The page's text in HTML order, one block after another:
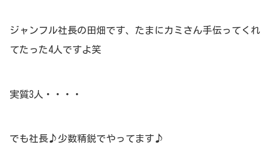
ジャンフル社長の田畑です、たまにカミさん手伝ってくれ
てたった4人ですよ笑
実質3人・・・・
でも社長♪少数精鋭でやってます♪